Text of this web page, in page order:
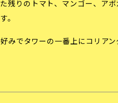
た残りのトマト、マンゴー、ア
す。
好みでタワーの一番上にコリアン